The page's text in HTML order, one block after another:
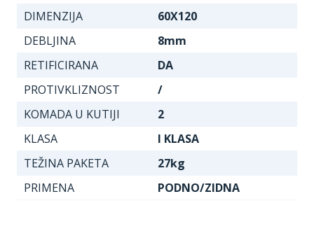
DIMENZIJA
60X120
DEBLJINA
8mm
RETIFICIRANA
DA
PROTIVKLIZNOST
/
KOMADA U KUTIJI
2
KLASA
I KLASA
TEŽINA PAKETA
27kg
PRIMENA
PODNO/ZIDNA